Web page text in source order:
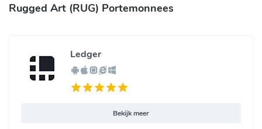
Rugged Art (RUG) Portemonnees
Ledger
Bekijk meer